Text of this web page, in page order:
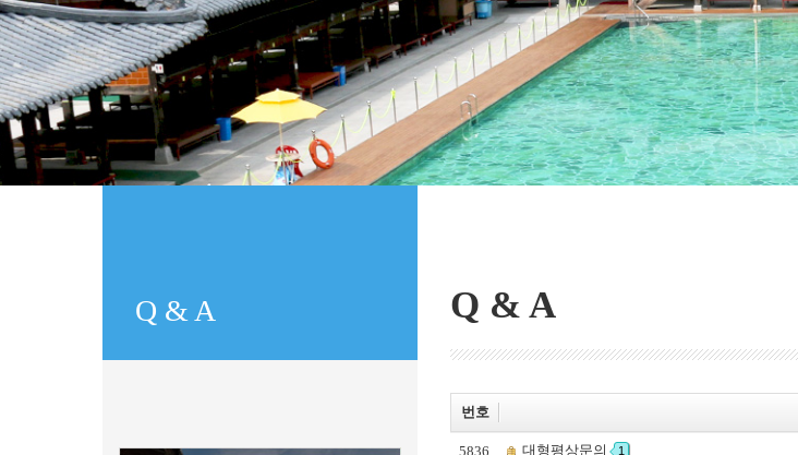
Q & A Q & A
번호
5836 대형평상문의 1